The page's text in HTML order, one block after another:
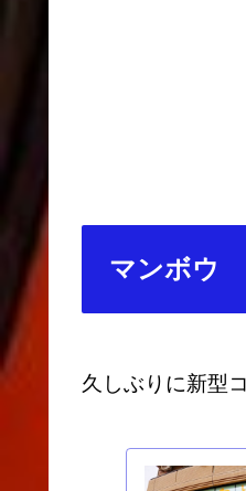
マンボウ
久しぶりに新型